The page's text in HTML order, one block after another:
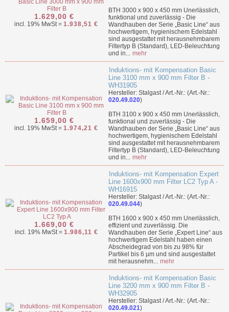
1.629,00 €
incl. 19% MwSt = 1.938,51 €
BTH 3000 x 900 x 450 mm Unerlässlich,
funktional und zuverlässig - Die
Wandhauben der Serie „Basic Line“ aus
hochwertigem, hygienischem Edelstahl
sind ausgestattet mit herausnehmbarem
Filtertyp B (Standard), LED-Beleuchtung
und in... mehr
1.659,00 €
incl. 19% MwSt = 1.974,21 €
Induktions- mit Kompensation Basic
Line 3100 mm x 900 mm Filter B -
WH31905
Hersteller: Stalgast / Art.-Nr.: (Art.-Nr.:
020.49.020)
BTH 3100 x 900 x 450 mm Unerlässlich,
funktional und zuverlässig - Die
Wandhauben der Serie „Basic Line“ aus
hochwertigem, hygienischem Edelstahl
sind ausgestattet mit herausnehmbarem
Filtertyp B (Standard), LED-Beleuchtung
und in... mehr
1.669,00 €
incl. 19% MwSt = 1.986,11 €
Induktions- mit Kompensation Expert
Line 1600x900 mm Filter LC2 Typ A -
WH16915
Hersteller: Stalgast / Art.-Nr.: (Art.-Nr.:
020.49.044)
BTH 1600 x 900 x 450 mm Unerlässlich,
effizient und zuverlässig. Die
Wandhauben der Serie „Expert Line“ aus
hochwertigem Edelstahl haben einen
Abscheidegrad von bis zu 98% für
Partikel bis 6 µm und sind ausgestattet
mit herausnehm... mehr
Induktions- mit Kompensation Basic
Line 3200 mm x 900 mm Filter B -
WH32905
Hersteller: Stalgast / Art.-Nr.: (Art.-Nr.:
020.49.021)